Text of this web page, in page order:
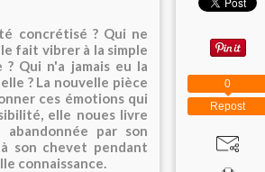
concrétisé ? Qui ne
fait vibrer à la simple
Qui n'a jamais eu la
? La nouvelle pièce
ces émotions qui
elle noues livre
par son
son chevet pendant
connaissance.
Repost
0